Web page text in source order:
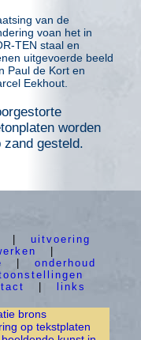
van de
voan het in
TEN staal en
uitgevoerde beeld
Paul de Kort en
Eekhout.
worden
zand gesteld.
uitvoering
onderhoud
links
brons
op tekstplaten